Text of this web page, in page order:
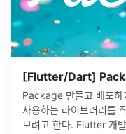
[Flutter/Dart]
Package 만들고 배포하기 (Library) 이번
사용하는 라이브러리를
보려고 한다. Flutter 개발을 해보신 분이 아니더라도 모든 프레임